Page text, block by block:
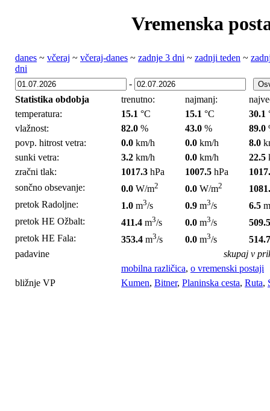
Vremenska
danes ~ včeraj ~ včeraj-danes ~ zadnje 3 dni ~ zadnji teden ~
dni
-
Statistika obdobja
trenutno: najmanj:
temperatura:
15.1 °C 15.1 °C 30.1
vlažnost:
82.0 % 43.0 % 89.0
povp. hitrost vetra:
0.0 km/h 0.0 km/h 8.0
sunki vetra:
3.2 km/h 0.0 km/h 22.5
zračni tlak:
1017.3 hPa 1007.5 hPa
sončno obsevanje:
0.0 W/m2 0.0 W/m2
pretok Radoljne:
1.0 m3/s 0.9 m3/s 6.5 m
pretok HE Ožbalt:
411.4 m3/s 0.0 m3/s
509.5
pretok HE Fala:
353.4 m3/s 0.0 m3/s
514.7
padavine
skupaj v
mobilna različica, o vremenski postaji
bližnje VP
Kumen, Bitner, Planinska cesta, Ruta,